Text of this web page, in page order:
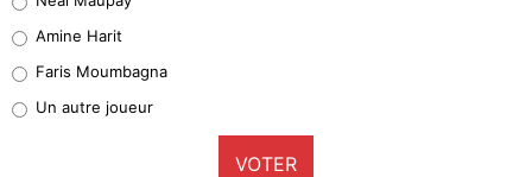
1%
9%
Amine Harit
Faris Moumbagna
Un autre joueur
VOTER